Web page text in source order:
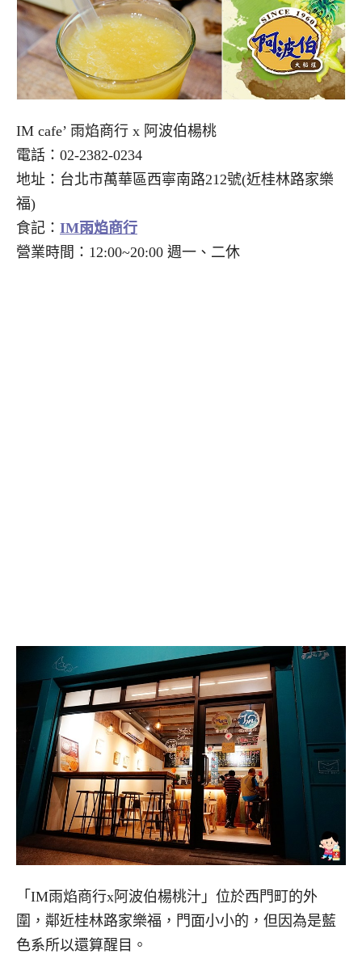
IM cafe’ 雨焰商行 x 阿波伯楊桃
電話：02-2382-0234
地址：台北市萬華區西寧南路212號(近桂林路家樂
福)
食記： IM雨焰商行
營業時間：12:00~20:00 週一、二休
「IM雨焰商行x阿波伯楊桃汁」位於西門町的外
圍，鄰近桂林路家樂福，門面小小的，但因為是藍
色系所以還算醒目。